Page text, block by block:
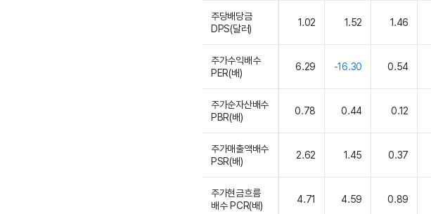
주당배당금
DPS(달러)
1.02 1.52 1.46
주가수익배수
PER(배)
6.29 -16.30 0.54
주가순자산배수
PBR(배)
0.78 0.44 0.12
주가매출액배수
PSR(배)
2.62 1.45 0.37
주가현금흐름
배수 PCR(배)
4.71 4.59 0.89